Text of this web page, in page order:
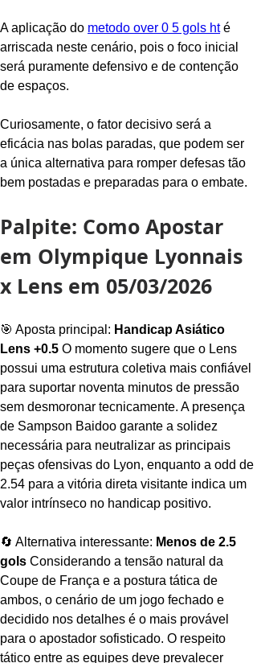
A aplicação do metodo over 0 5 gols ht é
arriscada neste cenário, pois o foco inicial
será puramente defensivo e de contenção
de espaços.
Curiosamente, o fator decisivo será a
eficácia nas bolas paradas, que podem ser
a única alternativa para romper defesas tão
bem postadas e preparadas para o embate.
Palpite: Como Apostar
em Olympique Lyonnais
x Lens em 05/03/2026
🎯 Aposta principal: Handicap Asiático
Lens +0.5 O momento sugere que o Lens
possui uma estrutura coletiva mais confiável
para suportar noventa minutos de pressão
sem desmoronar tecnicamente. A presença
de Sampson Baidoo garante a solidez
necessária para neutralizar as principais
peças ofensivas do Lyon, enquanto a odd de
2.54 para a vitória direta visitante indica um
valor intrínseco no handicap positivo.
🔄 Alternativa interessante: Menos de 2.5
gols Considerando a tensão natural da
Coupe de França e a postura tática de
ambos, o cenário de um jogo fechado e
decidido nos detalhes é o mais provável
para o apostador sofisticado. O respeito
tático entre as equipes deve prevalecer